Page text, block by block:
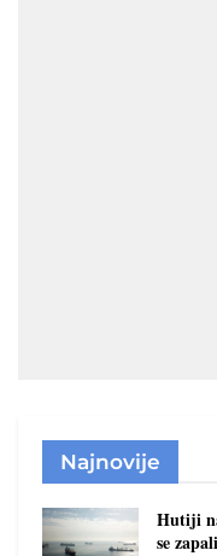
Najnovije
Hutiji
se